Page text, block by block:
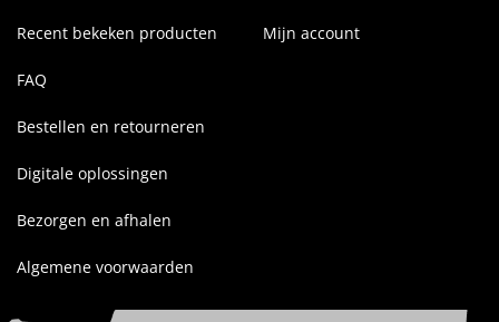
Recent bekeken producten
FAQ
Bestellen en retourneren
Digitale oplossingen
Bezorgen en afhalen
Algemene voorwaarden
Mijn account